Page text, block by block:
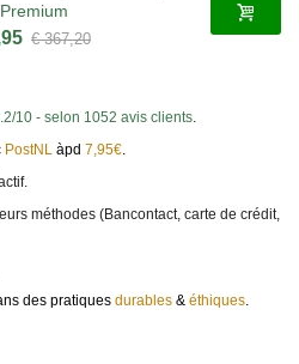
€ 367,20
/10 - selon 1052 avis clients
PostNL àpd 7,95€
méthodes (Bancontact, carte de crédit,
des pratiques durables & éthiques